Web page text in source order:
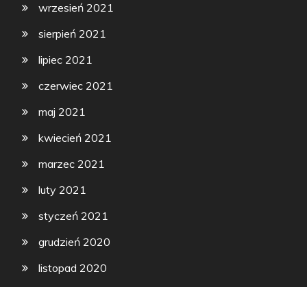
wrzesień 2021
sierpień 2021
lipiec 2021
czerwiec 2021
maj 2021
kwiecień 2021
marzec 2021
luty 2021
styczeń 2021
grudzień 2020
listopad 2020